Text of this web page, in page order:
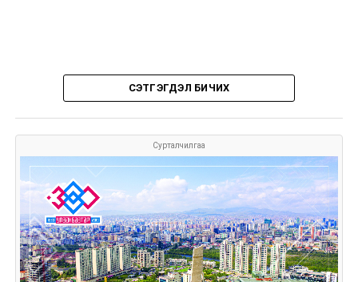
СЭТГЭГДЭЛ БИЧИХ
Сурталчилгаа